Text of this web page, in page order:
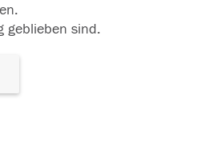
geblieben sind.